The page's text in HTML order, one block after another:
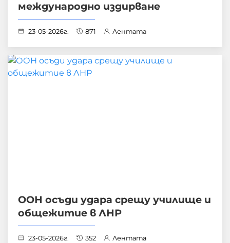
международно издирване
23-05-2026г. 871 Лентата
ООН осъди удара срещу училище и
общежитие в ЛНР
23-05-2026г. 352 Лентата